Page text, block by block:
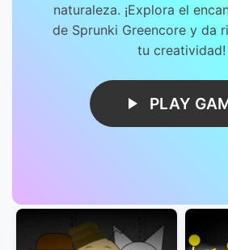
naturaleza. ¡Explora el
de Sprunki Greencore y da
tu creatividad!
PLAY